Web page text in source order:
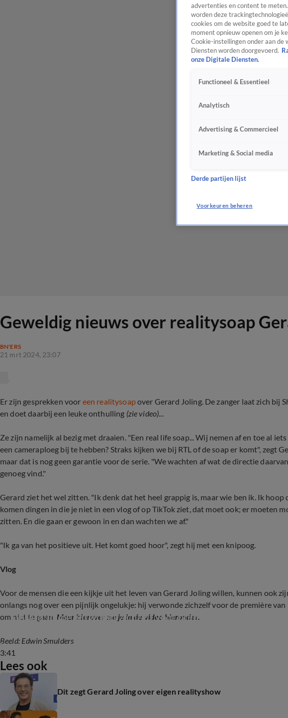
Geweldig nieuws over realitysoap
BN'ERS
21 mrt 2024, 23:07
Er zijn gesprekken voor een realitysoapover Gerard Joling. De zanger laat zich bij
en doet daarbij een leuke onthulling (zie video)...
Ze zijn namelijk al bezig met draaien. "Een real life soap... Wij nemen af en toe al
een cameraploeg bij te hebben? Straks kijken we bij RTL of de soap er komt", zegt
maar dat is nog geen garantie voor de serie. "We wachten af wat de directie
genoeg vind."
Gerard ziet het wel zitten. "Ik denk dat het heel grappig is, maar wie ben ik. Ik hoop
komen dingen in die je niet in een vlog of op TikTok ziet, dat moet ook; er moeten
zitten. En die gaan er gewoon in en dan wachten we af."
"Ik ga van het positieve uit. Het komt goed hoor", zegt hij met een knipoog.
Vlog
Voor de mensen die een kijkje uit het leven van Gerard Joling willen, kunnen ook
onlangs nog over een pijnlijk ongelukje: hij verwonde zichzelf voor de première
om niet te gaan. Meer hierover zie je in de video hieronder.
3:41
Gerard Joling verwondt zichzelf voor première Patty
Beeld: Edwin Smulders
Lees ook
Dit zegt Gerard Joling over eigen realityshow
advertenties en content te
worden deze
cookies om de website goed te
moment opnieuw openen om je
Cookie-instellingen onder aan de
Diensten worden doorgevoerd.
onze Digitale Diensten.
Functioneel & Essentieel
Analytisch
Advertising & Commercieel
Marketing & Social media
Derde partijen lijst
Voorkeuren beheren